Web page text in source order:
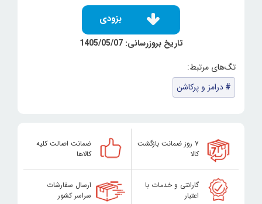
بزودی
تاریخ بروزرسانی: 1405/05/07
درامز و پرکاشن
۷ روز ضمانت بازگشت
کالا
ضمانت اصالت کلیه
کالاها
گارانتی و خدمات با
اعتبار
ارسال سفارشات
سراسر کشور